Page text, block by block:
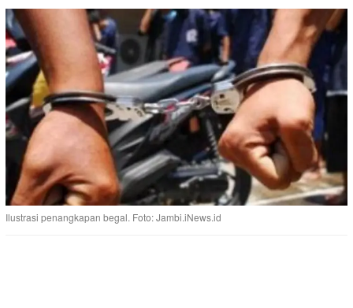
Ilustrasi penangkapan begal. Foto: Jambi.iNews.id